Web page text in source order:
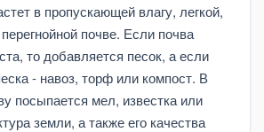
в пропускающей влагу, легкой,
почве. Если почва
то добавляется песок, а если
- навоз, торф или компост. В
посыпается мел, известка или
земли, а также его качества